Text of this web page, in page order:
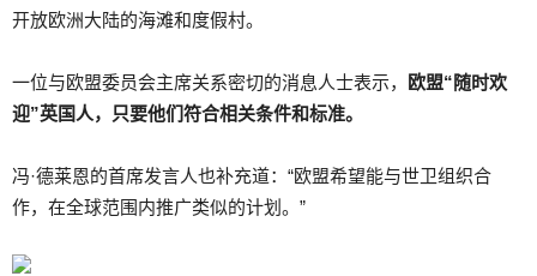
开放欧洲大陆的海滩和度假村。
一位与欧盟委员会主席关系密切的消息人士表示，
欧盟“随时欢
迎”英国人，只要他们符合相关条件和标准。
冯·德莱恩的首席发言人也补充道：“欧盟希望能与世卫组织合
作，在全球范围内推广类似的计划。”